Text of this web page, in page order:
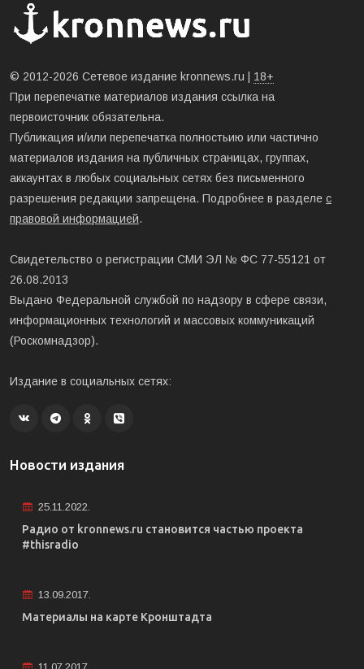
© 2012-2026 Сетевое издание kronnews.ru | 18+
При перепечатке материалов издания ссылка на
первоисточник обязательна.
Публикация и/или перепечатка полностьию или частично
материалов издания на публичных страницах, группах,
аккаунтах в любых социальных сетях без письменного
разрешения редакции запрещена. Подробнее в разделе с
правовой информацией.
Свидетельство о регистрации СМИ ЭЛ № ФС 77-55121 от
26.08.2013
Выдано Федеральной службой по надзору в сфере связи,
информационных технологий и массовых коммуникаций
(Роскомнадзор).
Издание в социальных сетях:
Новости издания
25.11.2022.
Радио от kronnews.ru становится частью проекта
#thisradio
13.09.2017.
Материалы на карте Кронштадта